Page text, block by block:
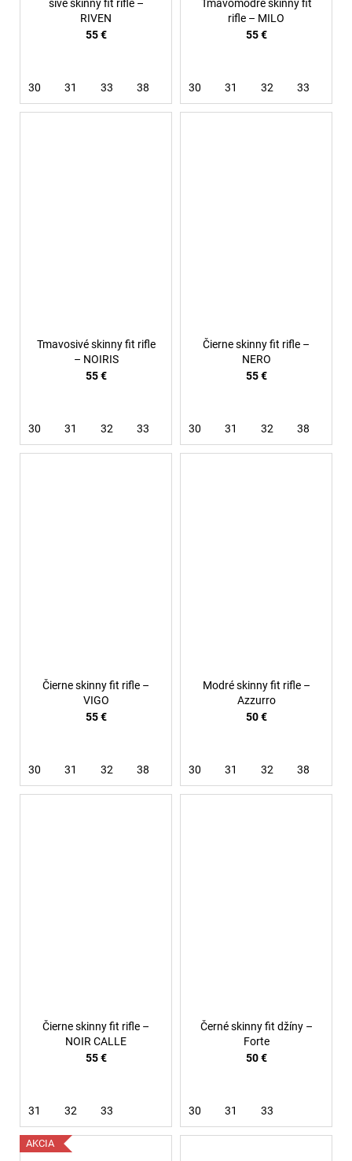
sivé skinny fit rifle –
RIVEN
55 €
30 31 33 38
Tmavomodré skinny fit
rifle – MILO
55 €
30 31 32 33
Tmavosivé skinny fit rifle
– NOIRIS
55 €
30 31 32 33
Čierne skinny fit rifle –
NERO
55 €
30 31 32 38
Čierne skinny fit rifle –
VIGO
55 €
30 31 32 38
Modré skinny fit rifle –
Azzurro
50 €
30 31 32 38
Čierne skinny fit rifle –
NOIR CALLE
55 €
31 32 33
Černé skinny fit džíny –
Forte
50 €
30 31 33
AKCIA